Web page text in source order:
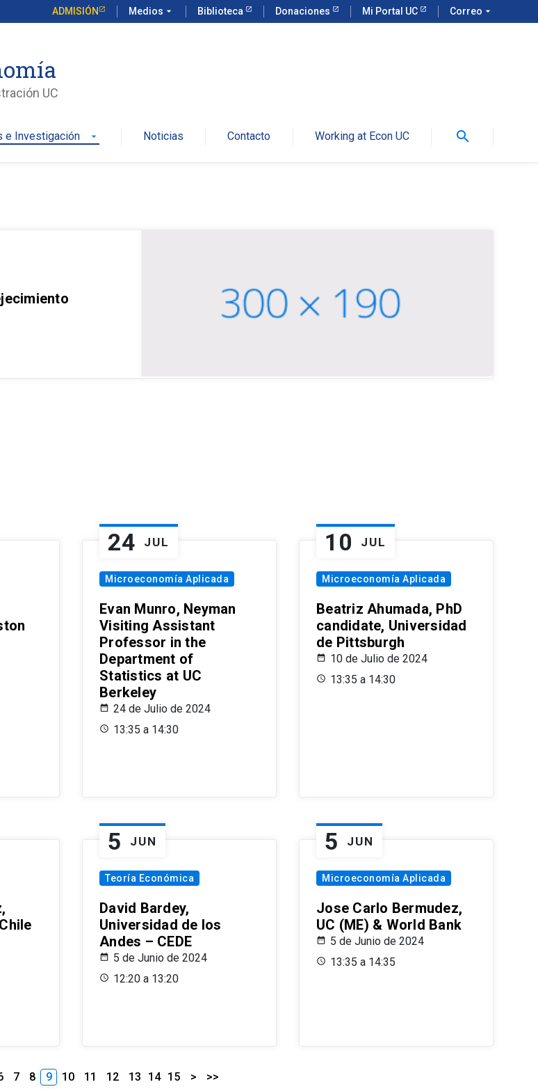
ADMISIÓN Medios arrow_drop_down Biblioteca Donaciones Mi Portal UC Correo arrow_drop_down
UC
e Investigación arrow_drop_down Noticias Contacto Working at Econ UC search
24 JUL
Microeconomía Aplicada
Evan Munro, Neyman
Visiting Assistant
Professor in the
Department of
Statistics at UC
Berkeley
24 de Julio de 2024
13:35 a 14:30
10 JUL
Microeconomía Aplicada
Beatriz Ahumada, PhD
candidate, Universidad
de Pittsburgh
10 de Julio de 2024
13:35 a 14:30
5 JUN
Teoría Económica
David Bardey,
Universidad de los
Andes – CEDE
5 de Junio de 2024
12:20 a 13:20
5 JUN
Microeconomía Aplicada
Jose Carlo Bermudez,
UC (ME) & World Bank
5 de Junio de 2024
13:35 a 14:35
7 8 9 10 11 12 13 14 15 > >>